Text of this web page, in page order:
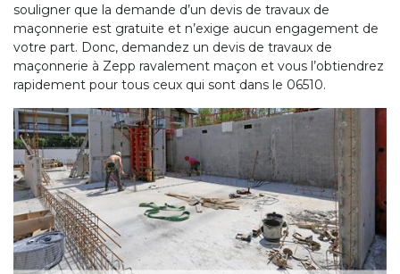
souligner que la demande d’un devis de travaux de
maçonnerie est gratuite et n’exige aucun engagement de
votre part. Donc, demandez un devis de travaux de
maçonnerie à Zepp ravalement maçon et vous l’obtiendrez
rapidement pour tous ceux qui sont dans le 06510.